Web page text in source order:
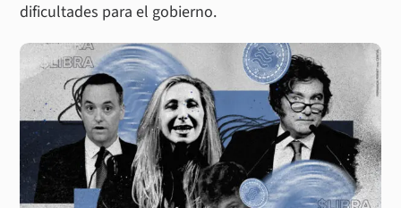
dificultades para el gobierno.